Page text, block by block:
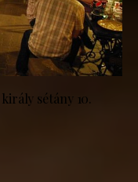
sétány 10.